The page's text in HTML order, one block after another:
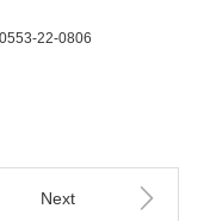
22-0806
Next